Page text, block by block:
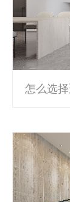
怎么选